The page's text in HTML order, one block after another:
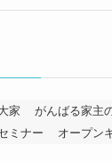
家
がんばる家主
ミナー
オープン